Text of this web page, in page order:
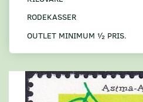
RODEKASSER
OUTLET MINIMUM ½ PRIS.